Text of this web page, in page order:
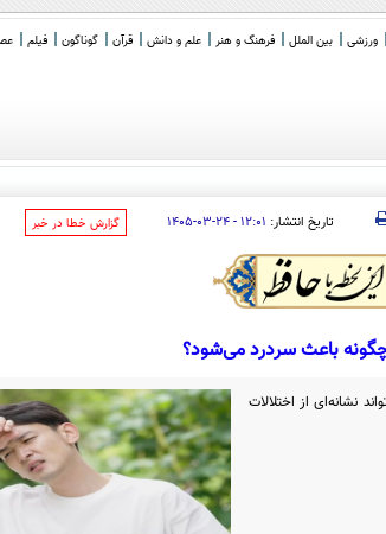
ورزشی بین الملل فرهنگ و هنر علم و دانش قرآن گوناگون فیلم
تاریخ انتشار: ۱۲:۰۱ - ۲۴-۰۳-۱۴۰۵ ‌گزارش خطا در خبر
باعث سردرد می‌شود؟
نشانه‌ای از اختلالات